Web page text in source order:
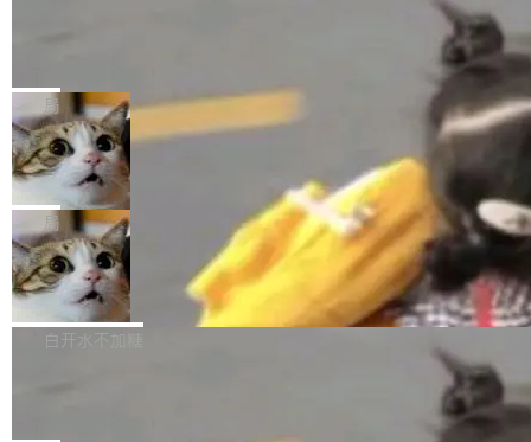
Harness 负责把能力落到真实环境中——调用工
具、读写文件、管理上下文、处理错误、完成闭
环。崔添翼招人的标...
理解、推理、生成与编辑，还仅以 8B-MoT 的轻
量大小，将能力推进到4K、更精细的真实质感、
更复杂的视觉控制和可持续迭代编辑。 相比 U
1，U1.5-Lite-Preview 在以下方向上带来了显著
提升： 原生支持4K图像生成； 更精细的局部纹
理、细节与真实世界质感； 更准确的中英文文字
生成与复杂版式组织； 更稳定的图...
nap。这次是 hwctl——一个用来检查 Ubuntu
硬件认证状态的命令行工具。 Canonical 工程师
Alan Griffiths 在邮件列表中说得很直白：「hwc
tl 是一个 Ubuntu 专有的包，它和它的依赖项都
是 Ubuntu 专有的，不会用在其他发行版上。」
所以 deb 版本的受众实际上为零。既然只有 Ub
untu 用户在用，那用 snap 打包就没什么可纠结
的。 从 deb 到 snap 的迁移路径 hwctl 是 rust-
hwlib 硬件 API 库的一部分，命令行工具负责查
局
Dario Amodei 担心新人来 Anthropic
只为金钱，不为使命
顶级 AI 研究员在两家公司之间来回跳，中间只
隔了几天。 Lilian Weng 上周刚宣布因健康原因
离开 Thinking Machines Lab，说自己作为联合
创始人的角色「太累了」。几天后，The Inform
ation 就曝出她将重回 OpenAI，负责递归自我
改进方向的研究。她是 Thinking Machines 过
局
FFmpeg 9.0 发布
FFmpeg 9.0 现已发布，包含多项改进。官方更
新日志列出的 9.0 版本主要更新内容如下： 扩
白开水不加糖